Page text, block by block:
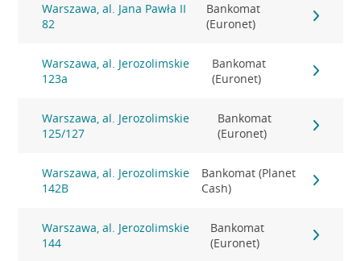
Warszawa, al. Jana Pawła II
82
Bankomat
(Euronet)
Warszawa, al. Jerozolimskie
123a
Bankomat
(Euronet)
Warszawa, al. Jerozolimskie
125/127
Bankomat
(Euronet)
Warszawa, al. Jerozolimskie
142B
Bankomat (Planet
Cash)
Warszawa, al. Jerozolimskie
144
Bankomat
(Euronet)